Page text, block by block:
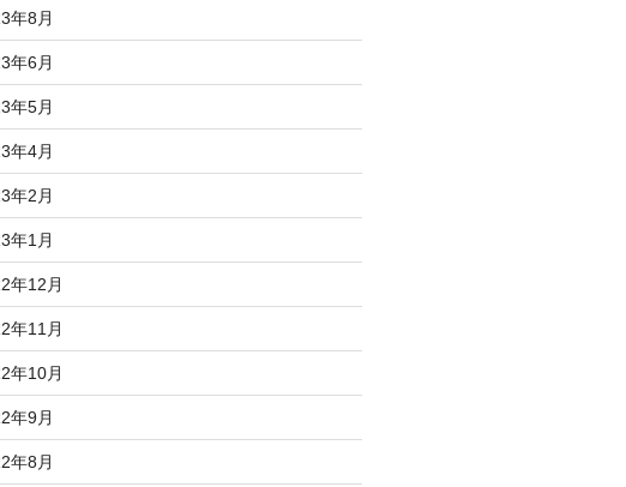
年8月
年6月
年5月
年4月
年2月
年1月
年12月
年11月
年10月
年9月
年8月